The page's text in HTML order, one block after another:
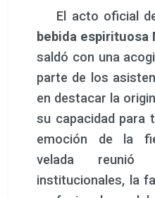
una cata con
como el Expresso
Ginger.
El evento,
recorrido
emocional, puso
la bebida y la vida
Pascual Falcó.